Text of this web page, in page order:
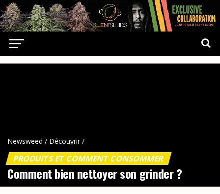
Newsweed / Découvrir /
PRODUITS ET COMMENT CONSOMMER
Comment bien nettoyer son grinder ?